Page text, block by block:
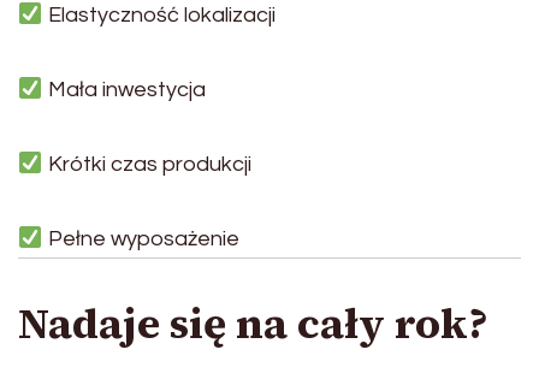
Elastyczność lokalizacji
Mała inwestycja
Krótki czas produkcji
Pełne wyposażenie
Nadaje się na cały rok?